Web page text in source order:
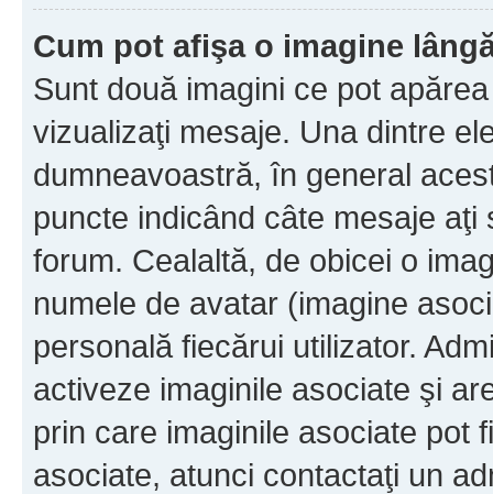
Cum pot afişa o imagine
Sunt două imagini ce pot
vizualizaţi mesaje. Una dintre
dumneavoastră, în general
puncte indicând câte mesaje
forum. Cealaltă, de obicei o
numele de avatar (imagine
personală fiecărui utilizator.
activeze imaginile asociate şi
prin care imaginile asociate pot
asociate, atunci contactaţi un